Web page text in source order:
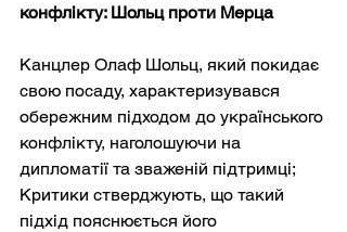
конфлікту: Шольц проти Мерца
Канцлер Олаф Шольц, який покидає
свою посаду, характеризувався
обережним підходом до українського
конфлікту, наголошуючи на
дипломатії та зваженій підтримці;
Критики стверджують, що такий
підхід пояснюється його